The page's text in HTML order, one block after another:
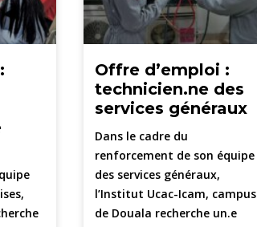
Offre d’emploi :
technicien.ne des
services généraux
Dans le cadre du
renforcement de son équipe
des services généraux,
l’Institut Ucac-Icam, campus
de Douala recherche un.e